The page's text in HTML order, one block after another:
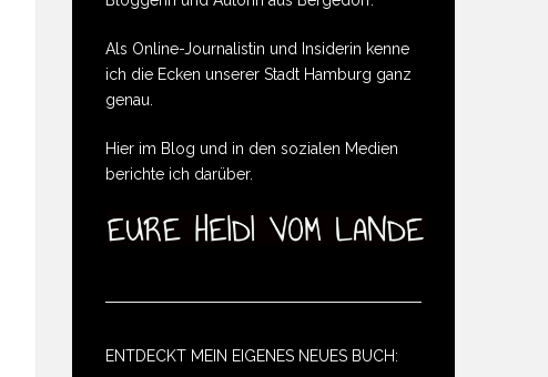
Als Online-Journalistin und Insiderin kenne
ich die Ecken unserer Stadt Hamburg ganz
genau.
Hier im Blog und in den sozialen Medien
berichte ich darüber.
ENTDECKT MEIN EIGENES NEUES BUCH: